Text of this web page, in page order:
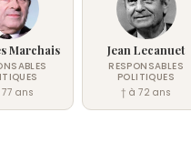
Marchais
ans
Jean Lecanuet
RESPONSABLES
POLITIQUES
† à 72 ans